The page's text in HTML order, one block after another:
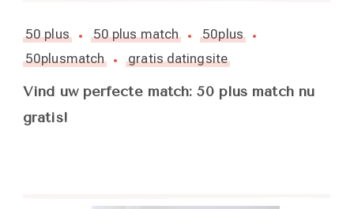
50 plus 50 plus match
50plus
50plusmatch
gratis datingsite
Vind uw perfecte match: 50 plus match nu
gratis!